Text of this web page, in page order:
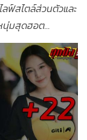
ลฟ์สไตล์ส่วนตัวและ
นุ่มสุดฮอต...